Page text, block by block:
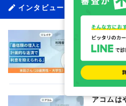
インタビューに関する記事一覧
レイクは
本田さん
アコムは